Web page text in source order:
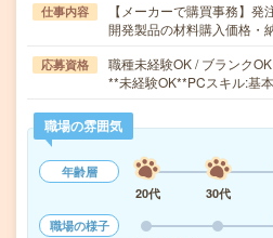
仕事内容
【メーカーで購買事務】発
開発製品の材料購入価格
応募資格
職種未経験OK / ブランク
**未経験OK**PCスキル:基
職場の雰囲気
年齢層
20代
30代
職場の様子